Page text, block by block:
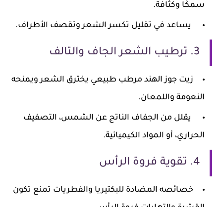
سمكًا وكثافة.
يساعد في تقليل تكسر الشعر وتقصف الأطراف.
3. ترطيب الشعر الجاف والتالف
زيت جوز الهند مرطب طبيعي يخترق الشعر ويمنحه
النعومة واللمعان.
يقلل من الجفاف الناتج عن الشمس، التصفيف
الحراري، أو المواد الكيميائية.
4. تقوية فروة الرأس
خصائصه المضادة للبكتيريا والفطريات تمنع تكون